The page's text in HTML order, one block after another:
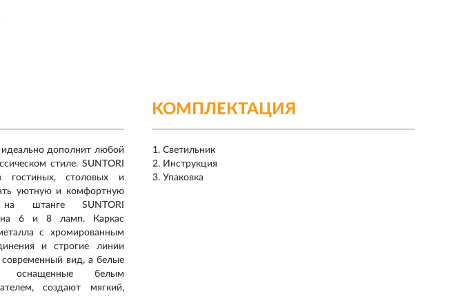
КОМПЛЕКТАЦИЯ
Светильник
Инструкция
Упаковка
идеально дополнит любой
стиле. SUNTORI
гостиных, столовых и
уютную и комфортную
на штанге SUNTORI
на 6 и 8 ламп. Каркас
с хромированным
и строгие линии
вид, а белые
оснащенные белым
создают мягкий,